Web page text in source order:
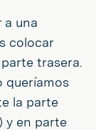
a una
colocar
trasera.
queríamos
la parte
y en parte